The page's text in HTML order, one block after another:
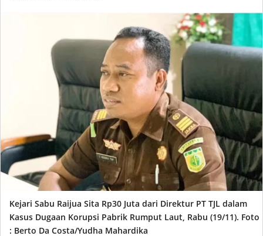
Kejari Sabu Raijua Sita Rp30 Juta dari Direktur PT TJL dalam
Kasus Dugaan Korupsi Pabrik Rumput Laut, Rabu (19/11). Foto
: Berto Da Costa/Yudha Mahardika